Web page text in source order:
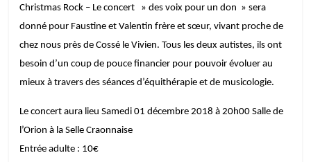
Christmas Rock – Le concert » des voix pour un don » sera
donné pour Faustine et Valentin frère et sœur, vivant proche de
chez nous près de Cossé le Vivien. Tous les deux autistes, ils ont
besoin d’un coup de pouce financier pour pouvoir évoluer au
mieux à travers des séances d’équithérapie et de musicologie.
Le concert aura lieu Samedi 01 décembre 2018 à 20h00 Salle de
l’Orion à la Selle Craonnaise
Entrée adulte : 10€